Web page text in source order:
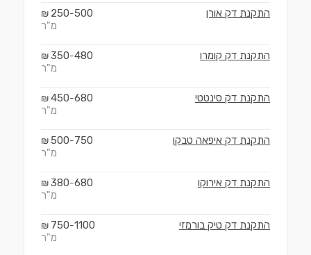
התקנת דק אורן 250-500
₪
מ"ר
התקנת דק קומרו 350-480
₪
מ"ר
התקנת דק סינטטי 450-680
₪
מ"ר
התקנת דק איפאה טבקו 500-750
₪
מ"ר
התקנת דק אירוקו 380-680
₪
מ"ר
התקנת דק טיק בורמזי 750-1100
₪
מ"ר